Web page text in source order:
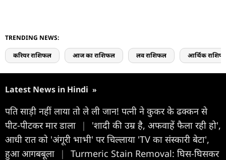
TRENDING NEWS:
करियर राशिफल आज का राशिफल लव राशिफल आर्थिक
Latest News in Hindi »
पति साड़ी नहीं लाया तो ले ली जान! पत्नी ने कुकर के ढक्कन से
पीट-पीटकर मार डाला
|
'शादी की उम्र है, अफवाहें फैला रही हो',
आधी रात को 'अंगूरी भाभी' पर चिल्लाया 'TV का संस्कारी बेटा',
हुआ आगबबूला
|
Turmeric Stain Removal: घिस-घिसकर